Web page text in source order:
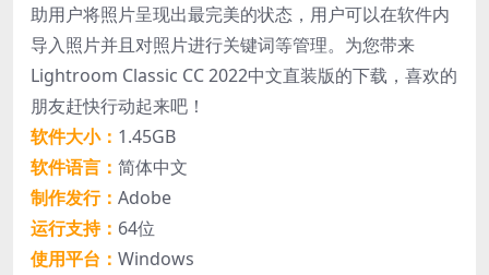
助用户将照片呈现出最完美的状态，用户可以在软件内
导入照片并且对照片进行关键词等管理。为您带来
Lightroom Classic CC 2022中文直装版的下载，喜欢的
朋友赶快行动起来吧！
软件大小： 1.45GB
软件语言： 简体中文
制作发行： Adobe
运行支持： 64位
使用平台： Windows